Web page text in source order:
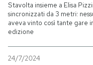
Stavolta insieme a Elisa
sincronizzati da 3 metri:
aveva vinto così tante gare
edizione
24/7/2024